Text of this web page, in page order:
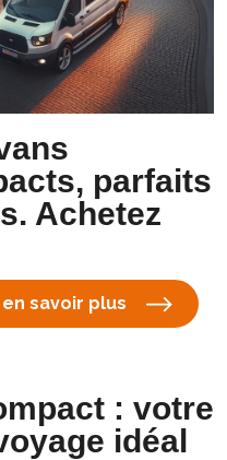
parfaits
Achetez
savoir plus
: votre
idéal